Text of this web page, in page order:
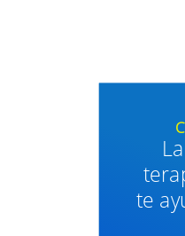
La
te